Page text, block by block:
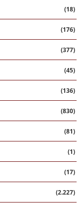
(18)
(176)
(377)
(45)
(136)
(830)
(81)
(1)
(17)
(2.227)